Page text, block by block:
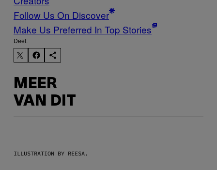
Follow Us On Discover
Make Us Preferred In Top Stories
Deel:
MEER
VAN DIT
ILLUSTRATION BY REESA.